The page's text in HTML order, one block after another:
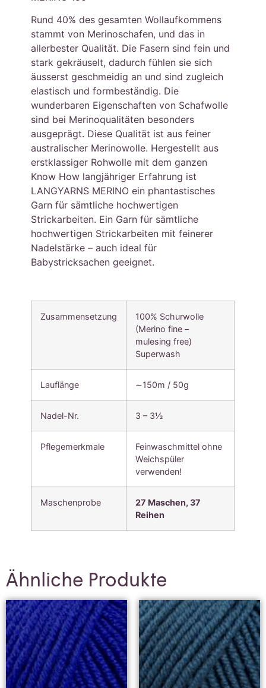
Rund 40% des gesamten Wollaufkommens
stammt von Merinoschafen, und das in
allerbester Qualität. Die Fasern sind fein und
stark gekräuselt, dadurch fühlen sie sich
äusserst geschmeidig an und sind zugleich
elastisch und formbeständig. Die
wunderbaren Eigenschaften von Schafwolle
sind bei Merinoqualitäten besonders
ausgeprägt. Diese Qualität ist aus feiner
australischer Merinowolle. Hergestellt aus
erstklassiger Rohwolle mit dem ganzen
Know How langjähriger Erfahrung ist
LANGYARNS MERINO ein phantastisches
Garn für sämtliche hochwertigen
Strickarbeiten. Ein Garn für sämtliche
hochwertigen Strickarbeiten mit feinerer
Nadelstärke – auch ideal für
Babystricksachen geeignet.
Zusammensetzung
100% Schurwolle
(Merino fine –
mulesing free)
Superwash
Lauflänge ∼150m / 50g
Nadel-Nr. 3 – 3½
Pflegemerkmale
Feinwaschmittel ohne
Weichspüler
verwenden!
Maschenprobe
27 Maschen, 37
Reihen
Ähnliche Produkte